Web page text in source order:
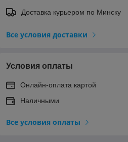
Доставка курьером по Минску
Все условия доставки
Условия оплаты
Онлайн-оплата картой
Наличными
Все условия оплаты